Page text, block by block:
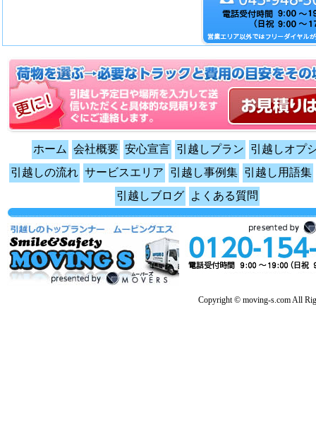
ホーム 会社概要 安心宣言 引越しプラン
引越しオプ
引越しの流れ サービスエリア 引越し事例集 引越し用語集
引越しブログ
よくある質問
Copyright © moving-s.com All